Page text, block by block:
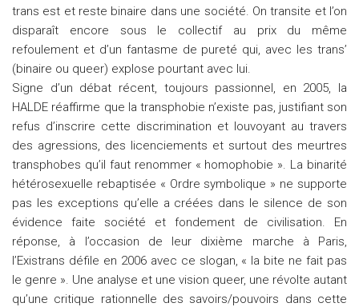
trans est et reste binaire dans une société. On transite et l’on
disparaît encore sous le collectif au prix du même
refoulement et d’un fantasme de pureté qui, avec les trans’
(binaire ou queer) explose pourtant avec lui.
Signe d’un débat récent, toujours passionnel, en 2005, la
HALDE réaffirme que la transphobie n’existe pas, justifiant son
refus d’inscrire cette discrimination et louvoyant au travers
des agressions, des licenciements et surtout des meurtres
transphobes qu’il faut renommer « homophobie ». La binarité
hétérosexuelle rebaptisée « Ordre symbolique » ne supporte
pas les exceptions qu’elle a créées dans le silence de son
évidence faite société et fondement de civilisation. En
réponse, à l’occasion de leur dixième marche à Paris,
l’Existrans défile en 2006 avec ce slogan, « la bite ne fait pas
le genre ». Une analyse et une vision queer, une révolte autant
qu’une critique rationnelle des savoirs/pouvoirs dans cette